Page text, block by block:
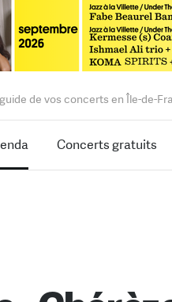
de vos concerts en Île-de-
Concerts gratuits